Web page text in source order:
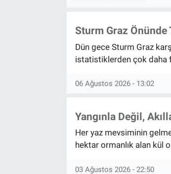
Sturm Graz Önünde
Dün gece Sturm Graz
istatistiklerden çok daha
06 Ağustos 2026 - 13:02
Yangınla Değil,
Her yaz mevsiminin
hektar ormanlık alan kül
03 Ağustos 2026 - 22:50